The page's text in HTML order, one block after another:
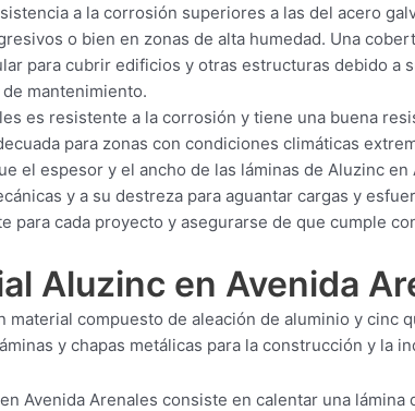
a la corrosión superiores a las del acero
o bien en zonas de alta humedad. Una
para cubrir edificios y otras estructuras debido a
mantenimiento.
es resistente a la corrosión y tiene una buena
para zonas con condiciones climáticas
el espesor y el ancho de las láminas de Aluzinc en
y a su destreza para aguantar cargas y
para cada proyecto y asegurarse de que cumple
Aluzinc en Avenida
material compuesto de aleación de aluminio y cinc
y chapas metálicas para la construcción y la
Avenida Arenales consiste en calentar una lámina